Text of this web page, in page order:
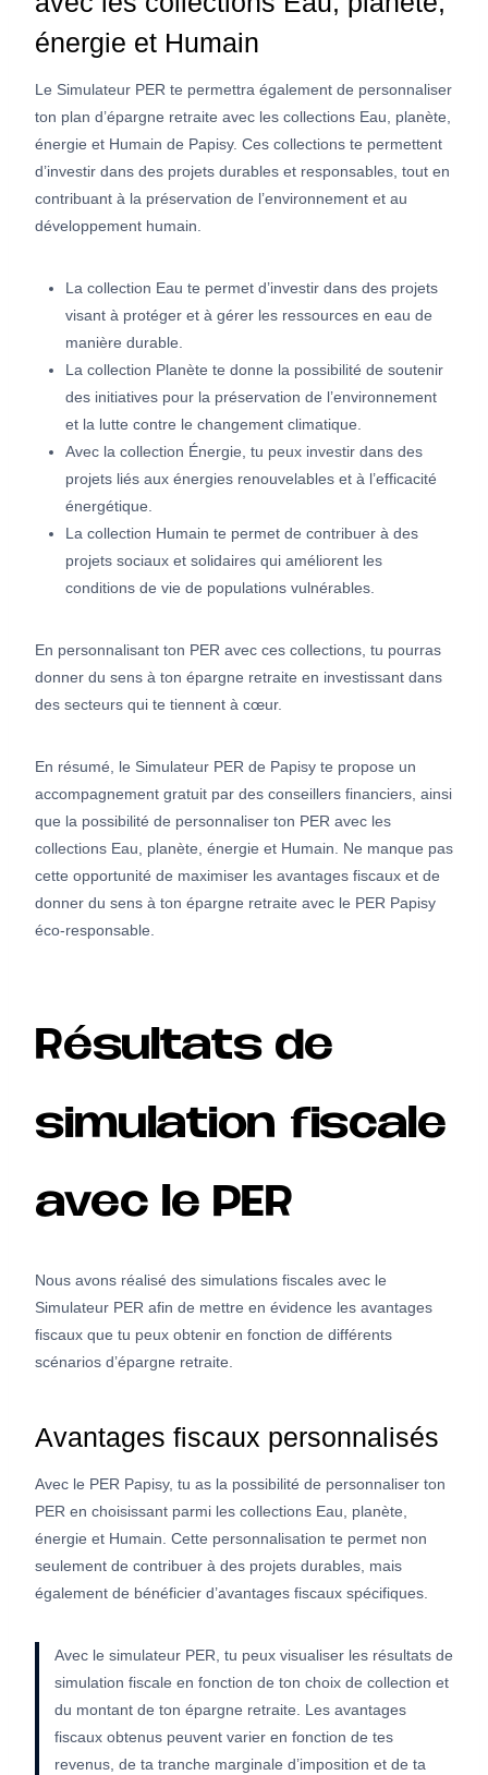
énergie et Humain
Le Simulateur PER te permettra également de personnaliser
ton plan d’épargne retraite avec les collections Eau, planète,
énergie et Humain de Papisy. Ces collections te permettent
d’investir dans des projets durables et responsables, tout en
contribuant à la préservation de l’environnement et au
développement humain.
La collection Eau te permet d’investir dans des projets
visant à protéger et à gérer les ressources en eau de
manière durable.
La collection Planète te donne la possibilité de soutenir
des initiatives pour la préservation de l’environnement
et la lutte contre le changement climatique.
Avec la collection Énergie, tu peux investir dans des
projets liés aux énergies renouvelables et à l’efficacité
énergétique.
La collection Humain te permet de contribuer à des
projets sociaux et solidaires qui améliorent les
conditions de vie de populations vulnérables.
En personnalisant ton PER avec ces collections, tu pourras
donner du sens à ton épargne retraite en investissant dans
des secteurs qui te tiennent à cœur.
En résumé, le Simulateur PER de Papisy te propose un
accompagnement gratuit par des conseillers financiers, ainsi
que la possibilité de personnaliser ton PER avec les
collections Eau, planète, énergie et Humain. Ne manque pas
cette opportunité de maximiser les avantages fiscaux et de
donner du sens à ton épargne retraite avec le PER Papisy
éco-responsable.
Résultats de
simulation fiscale
avec le PER
Nous avons réalisé des simulations fiscales avec le
Simulateur PER afin de mettre en évidence les avantages
fiscaux que tu peux obtenir en fonction de différents
scénarios d’épargne retraite.
Avantages fiscaux personnalisés
Avec le PER Papisy, tu as la possibilité de personnaliser ton
PER en choisissant parmi les collections Eau, planète,
énergie et Humain. Cette personnalisation te permet non
seulement de contribuer à des projets durables, mais
également de bénéficier d’avantages fiscaux spécifiques.
Avec le simulateur PER, tu peux visualiser les résultats de
simulation fiscale en fonction de ton choix de collection et
du montant de ton épargne retraite. Les avantages
fiscaux obtenus peuvent varier en fonction de tes
revenus, de ta tranche marginale d’imposition et de ta